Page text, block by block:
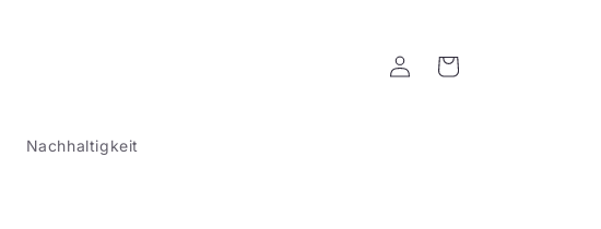
Nachhaltigkeit
EinloggenWarenkorb